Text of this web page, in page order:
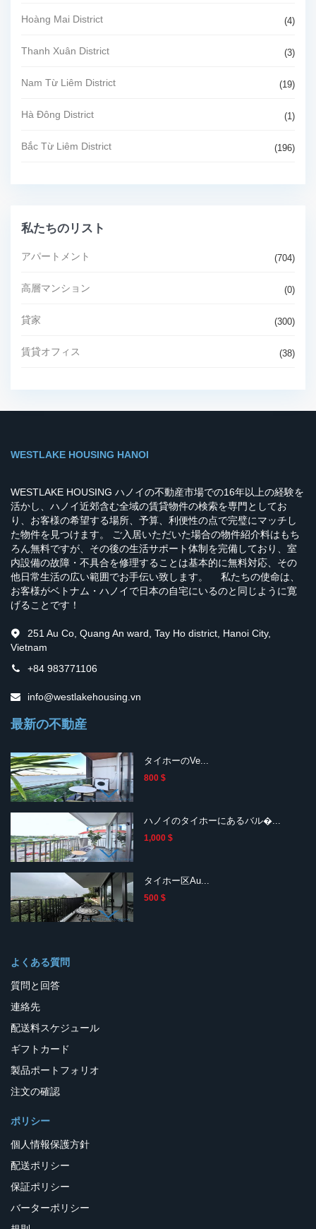
Hoàng Mai District (4)
Thanh Xuân District (3)
Nam Từ Liêm District (19)
Hà Đông District (1)
Bắc Từ Liêm District (196)
私たちのリスト
アパートメント (704)
高層マンション (0)
貸家 (300)
賃貸オフィス (38)
WESTLAKE HOUSING HANOI
WESTLAKE HOUSING ハノイの不動産市場での16年以上の経験を
活かし、ハノイ近郊含む全域の賃貸物件の検索を専門としてお
り、お客様の希望する場所、予算、利便性の点で完璧にマッチし
た物件を見つけます。 ご入居いただいた場合の物件紹介料はもち
ろん無料ですが、その後の生活サポート体制を完備しており、室
内設備の故障・不具合を修理することは基本的に無料対応、その
他日常生活の広い範囲でお手伝い致します。 私たちの使命は、
お客様がベトナム・ハノイで日本の自宅にいるのと同じように寛
げることです！
251 Au Co, Quang An ward, Tay Ho district, Hanoi City,
Vietnam
+84 983771106
info@westlakehousing.vn
最新の不動産
タイホーのVe...
800 $
ハノイのタイホーにあるバル�...
1,000 $
タイホー区Au...
500 $
よくある質問
質問と回答
連絡先
配送料スケジュール
ギフトカード
製品ポートフォリオ
注文の確認
ポリシー
個人情報保護方針
配送ポリシー
保証ポリシー
バーターポリシー